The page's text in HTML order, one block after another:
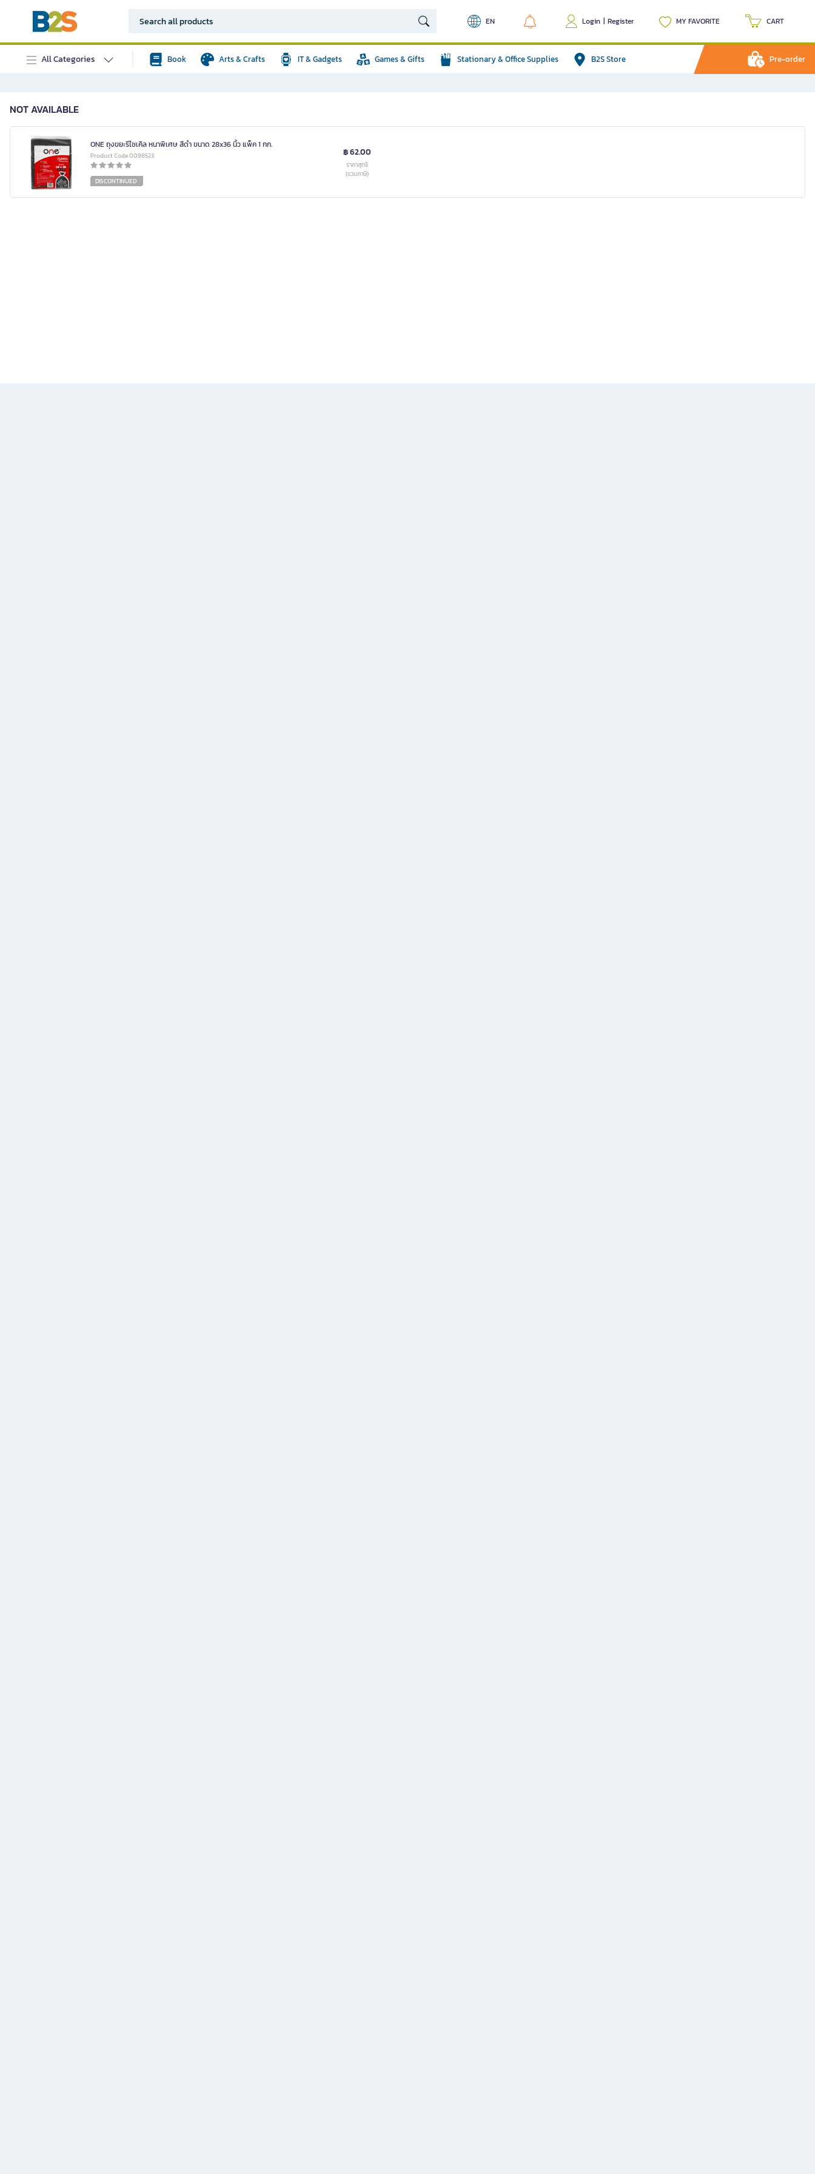
EN Login | Register MY FAVORITE CART
All Categories Book Arts & Crafts IT & Gadgets Games & Gifts Stationary & Office Supplies B2S Store Pre-order
NOT AVAILABLE
ONE ถุงขยะรีไซเคิล หนาพิเศษ สีดำ ขนาด 28x36 นิ้ว แพ็ค 1 กก.
Product Code 0098523
DISCONTINUED
฿ 62.00
ราคาสุทธิ
(รวมภาษี)